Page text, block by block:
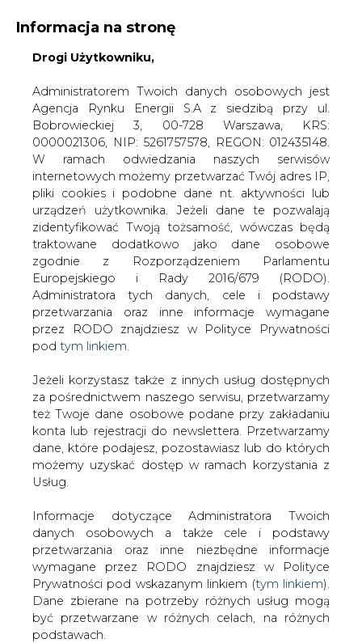
KONTAKT:
WYDAWCA PORTALU:
WYSOKI KONTRAST WIELKOŚĆ TEKSTU A A
ZALOGUJ SIĘ
WŁĄCZ CIRE.TV
Informacja na stronę
Drogi Użytkowniku,
Administratorem Twoich danych osobowych jest
Agencja Rynku Energii S.A z siedzibą przy ul.
Bobrowieckiej 3, 00-728 Warszawa, KRS:
0000021306, NIP: 5261757578, REGON: 012435148.
W ramach odwiedzania naszych serwisów
internetowych możemy przetwarzać Twój adres IP,
pliki cookies i podobne dane nt. aktywności lub
urządzeń użytkownika. Jeżeli dane te pozwalają
zidentyfikować Twoją tożsamość, wówczas będą
traktowane dodatkowo jako dane osobowe
zgodnie z Rozporządzeniem Parlamentu
Europejskiego i Rady 2016/679 (RODO).
Administratora tych danych, cele i podstawy
przetwarzania oraz inne informacje wymagane
przez RODO znajdziesz w Polityce Prywatności
pod tym linkiem.
Jeżeli korzystasz także z innych usług dostępnych
za pośrednictwem naszego serwisu, przetwarzamy
też Twoje dane osobowe podane przy zakładaniu
konta lub rejestracji do newslettera. Przetwarzamy
dane, które podajesz, pozostawiasz lub do których
możemy uzyskać dostęp w ramach korzystania z
Usług.
Informacje dotyczące Administratora Twoich
danych osobowych a także cele i podstawy
przetwarzania oraz inne niezbędne informacje
wymagane przez RODO znajdziesz w Polityce
Prywatności pod wskazanym linkiem (tym linkiem).
Dane zbierane na potrzeby różnych usług mogą
być przetwarzane w różnych celach, na różnych
podstawach.
Strona główna
SERWIS INFORMACYJNY CIRE
Zasady Rozliczeń Za Prąd Są Konstytucyjne
2000-09-27 00:00
skomentuj
udostępnij:
Zasady Rozliczeń Za Prąd Są
Konstytucyjne